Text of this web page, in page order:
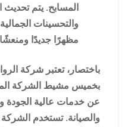
المسابح. يتم تحديث
والتحسينات
مظهرًا جديدًا
باختصار، تعتبر شركة
بخميس مشيط الشركة
عن خدمات عالية الجودة
والصيانة. تستخدم الشركة